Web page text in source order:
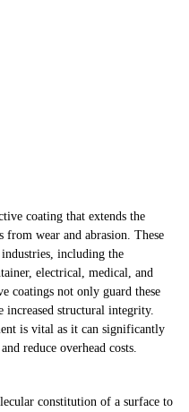
coating that extends the
wear and abrasion. These
including the
electrical, medical, and
coatings not only guard these
increased structural integrity.
is vital as it can significantly
reduce overhead costs.
constitution of a surface to